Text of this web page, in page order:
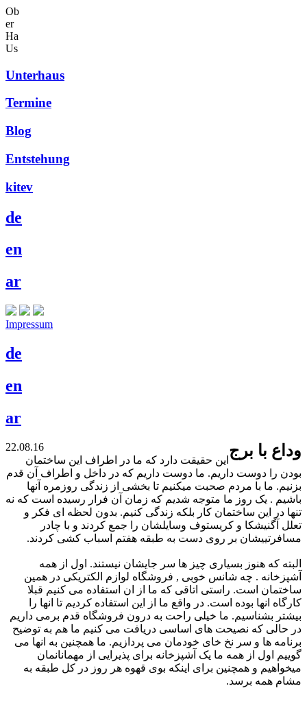
Ob
er
Ha
Us
Unterhaus
Termine
Blog
Entstehung
kitev
de
en
ar
Impressum
de
en
ar
22.08.16 وداع با برج
این حقیقت دارد که ما در اطراف این ساختمان
بودن را دوست داریم. ما دوست داریم که در داخل و اطراف آن قدم
بزنیم. ما با مردم صحبت میکنیم تا بخشی از زندگی روزمره آنها
باشیم . یک روز ما متوجه شدیم که زمان آن فرار رسیده است که نه
تنها در این ساختمان کار بلکه زندگی کنیم. بدون لحظه ای فکر و
تعلل آگنیشکا و کریستوف وسایلشان را جمع کردند و با چادر
مسافرتییشان بر روی دست به طبقه هفتم اسباب کشی کردند.
البته که هنوز بسیاری چیز ها سر جایشان نیستند. اول از همه
آشپزخانه . چه شانس خوبی , فروشگاه لوازم الکتریکی در همین
ساختمان است. راستی اتاقی که ما از ان استفاده می کنیم قبلا
کارگاه انها بوده است. در واقع ما از این استفاده کردیم تا انها را
بیشتر بشناسیم. ما خیلی راحت به درون فروشگاه قدم برمی داریم
در حالی که نصیحت های اساسی دریافت می کنیم ما هم به توضیح
برنامه ها و سر نخ خای خودمان می پردازیم. ما همچنین به انها می
گوییم اول از همه ما یک آشپزخانه برای پذیرایی از مهمانانمان
میخواهیم و همچنین برای اینکه بوی قهوه هر روز در کل طبقه به
مشام همه برسد.